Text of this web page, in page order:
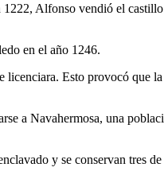
Alfonso vendió el
en el año 1246.
Esto provocó que
a Navahermosa, una
y se conservan tres